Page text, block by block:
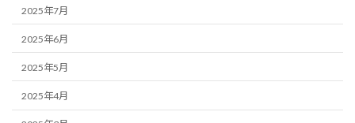
2025年7月
2025年6月
2025年5月
2025年4月